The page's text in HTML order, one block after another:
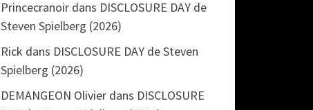
Princecranoir dans DISCLOSURE DAY de
Steven Spielberg (2026)
Rick dans DISCLOSURE DAY de Steven
Spielberg (2026)
DEMANGEON Olivier dans DISCLOSURE